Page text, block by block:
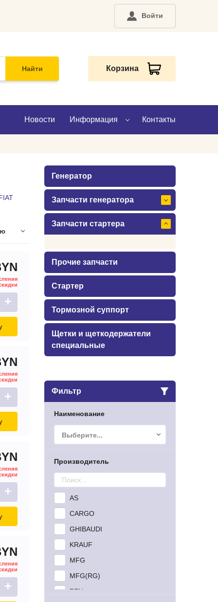
Войти
Найти Корзина
Новости Информация
Доставка
Оплата
Контакты
+
+
+
+
Генератор
Запчасти генератора
Запчасти стартера
Прочие запчасти
Стартер
Тормозной суппорт
Щетки и щеткодержатели
специальные
Фильтр
Наименование
Выберите...
Производитель
AS
CARGO
GHIBAUDI
KRAUF
MFG
MFG(RG)
ZEN